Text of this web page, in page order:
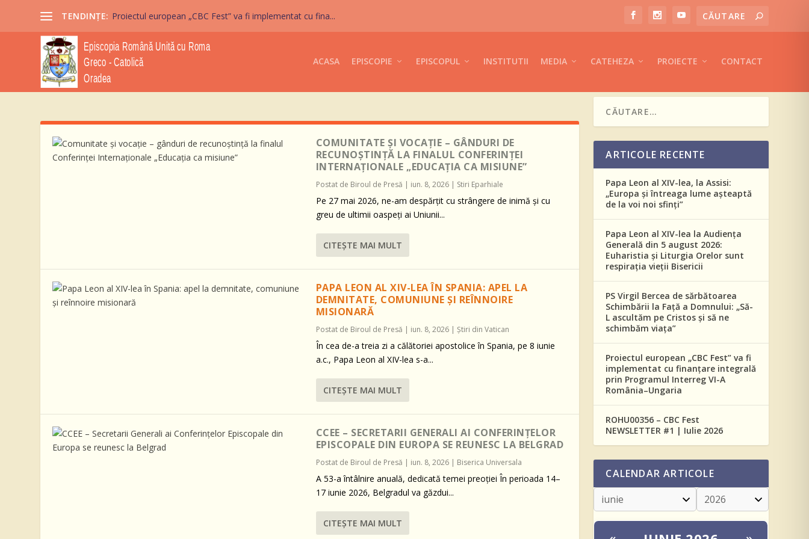
TENDINȚE: Proiectul european „CBC Fest” va fi implementat cu fina...
ACASA EPISCOPIE EPISCOPUL INSTITUTII MEDIA CATEHEZA PROIECTE CONTACT
COMUNITATE ȘI VOCAȚIE – GÂNDURI DE
RECUNOȘTINȚĂ LA FINALUL CONFERINȚEI
INTERNAȚIONALE „EDUCAȚIA CA MISIUNE”
Postat de Biroul de Presă | iun. 8, 2026| Stiri Eparhiale
Pe 27 mai 2026, ne-am despărțit cu strângere de inimă și cu
greu de ultimii oaspeți ai Uniunii...
CITEŞTE MAI MULT
PAPA LEON AL XIV-LEA ÎN SPANIA: APEL LA
DEMNITATE, COMUNIUNE ȘI REÎNNOIRE
MISIONARĂ
Postat de Biroul de Presă | iun. 8, 2026| Știri din Vatican
În cea de-a treia zi a călătoriei apostolice în Spania, pe 8 iunie
a.c., Papa Leon al XIV-lea s-a...
CITEŞTE MAI MULT
CCEE – SECRETARII GENERALI AI CONFERINȚELOR
EPISCOPALE DIN EUROPA SE REUNESC LA BELGRAD
Postat de Biroul de Presă | iun. 8, 2026| Biserica Universala
A 53-a întâlnire anuală, dedicată temei preoției În perioada 14–
17 iunie 2026, Belgradul va găzdui...
CITEŞTE MAI MULT
ARTICOLE RECENTE
Papa Leon al XIV-lea, la Assisi:
„Europa și întreaga lume așteaptă
de la voi noi sfinți”
Papa Leon al XIV-lea la Audiența
Generală din 5 august 2026:
Euharistia și Liturgia Orelor sunt
respirația vieții Bisericii
PS Virgil Bercea de sărbătoarea
Schimbării la Față a Domnului: „Să-
L ascultăm pe Cristos și să ne
schimbăm viața”
Proiectul european „CBC Fest” va fi
implementat cu finanțare integrală
prin Programul Interreg VI-A
România–Ungaria
ROHU00356 – CBC Fest
NEWSLETTER #1 | Iulie 2026
CALENDAR ARTICOLE